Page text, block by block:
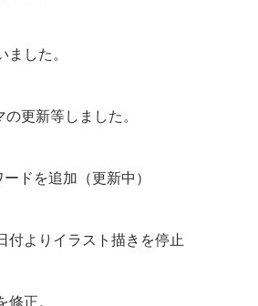
した。
更新等しました。
ドを追加（更新中）
付よりイラスト描きを停止
正。